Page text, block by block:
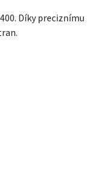
Díky preciznímu